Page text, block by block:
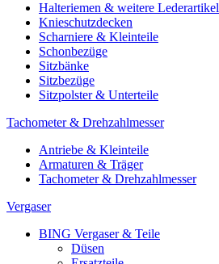
Halteriemen & weitere Lederartikel
Knieschutzdecken
Scharniere & Kleinteile
Schonbezüge
Sitzbänke
Sitzbezüge
Sitzpolster & Unterteile
Tachometer & Drehzahlmesser
Antriebe & Kleinteile
Armaturen & Träger
Tachometer & Drehzahlmesser
Vergaser
BING Vergaser & Teile
Düsen